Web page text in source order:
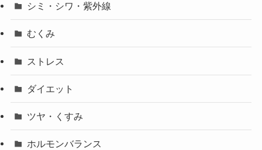
シミ・シワ・紫外線
むくみ
ストレス
ダイエット
ツヤ・くすみ
ホルモンバランス